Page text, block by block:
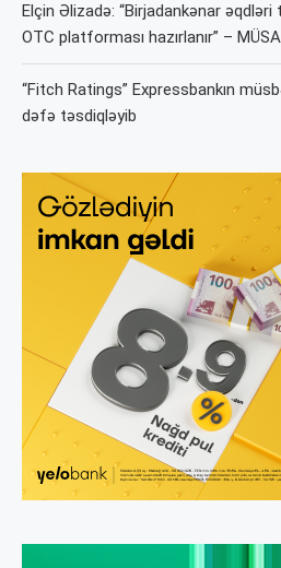
Elçin Əlizadə: “Birjadankənar
OTC platforması hazırlanır” –
“Fitch Ratings” Expressbankın
dəfə təsdiqləyib